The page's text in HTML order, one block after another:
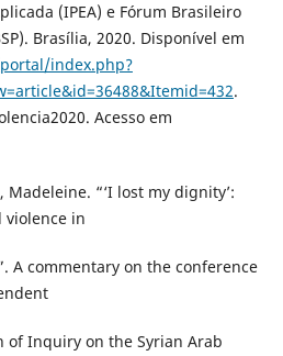
(IPEA) e Fórum Brasileiro
Brasília, 2020. Disponível em
index.php?
.
Acesso em
Madeleine. “‘I lost my dignity’:
violence in
A commentary on the conference
of Inquiry on the Syrian Arab